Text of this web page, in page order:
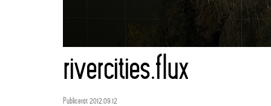
rivercities.flux
Publicerat 2012.09.12